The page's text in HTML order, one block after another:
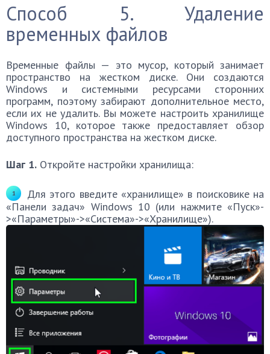
Способ 5. Удаление
временных файлов
Временные файлы — это мусор, который занимает
пространство на жестком диске. Они создаются
Windows и системными ресурсами сторонних
программ, поэтому забирают дополнительное место,
если их не удалить. Вы можете настроить хранилище
Windows 10, которое также предоставляет обзор
доступного пространства на жестком диске.
Шаг 1. Откройте настройки хранилища:
Для этого введите «хранилище» в поисковике на
«Панели задач» Windows 10 (или нажмите «Пуск»-
>«Параметры»->«Система»->«Хранилище»).